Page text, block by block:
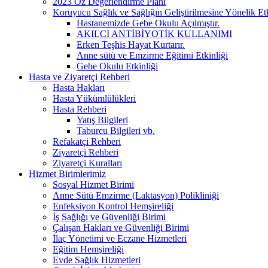
Koruyucu Sağlık ve Sağlığın Geliştirilmesine Yönelik
Hastanemizde Gebe Okulu Açılmıştır.
AKILCI ANTİBİYOTİK KULLANIMI
Erken Teşhis Hayat Kurtarır.
Anne sütü ve Emzirme Eğitimi Etkinliği
Gebe Okulu Etkinliği
Hasta ve Ziyaretçi Rehberi
Hasta Hakları
Hasta Yükümlülükleri
Hasta Rehberi
Yatış Bilgileri
Taburcu Bilgileri vb.
Refakatçi Rehberi
Ziyaretçi Rehberi
Ziyaretçi Kuralları
Hizmet Birimlerimiz
Sosyal Hizmet Birimi
Anne Sütü Emzirme (Laktasyon) Polikliniği
Enfeksiyon Kontrol Hemşireliği
İş Sağlığı ve Güvenliği Birimi
Çalışan Hakları ve Güvenliği Birimi
İlaç Yönetimi ve Eczane Hizmetleri
Eğitim Hemşireliği
Evde Sağlık Hizmetleri